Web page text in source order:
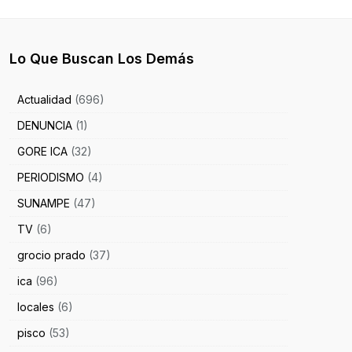
Lo Que Buscan Los Demás
Actualidad (696)
DENUNCIA (1)
GORE ICA (32)
PERIODISMO (4)
SUNAMPE (47)
TV (6)
grocio prado (37)
ica (96)
locales (6)
pisco (53)